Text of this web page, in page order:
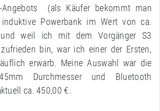
Angebots (als Käufer bekommt man
Powerbank im Wert von ca.
weil ich mit dem Vorgänger S3
bin, war ich einer der Ersten,
erwarb. Meine Auswahl war die
Durchmesser und Bluetooth
ca. 450,00 €.